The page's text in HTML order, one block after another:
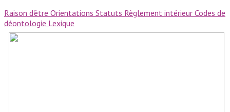
Raison d'être Orientations Statuts Règlement intérieur Codes de
déontologie Lexique